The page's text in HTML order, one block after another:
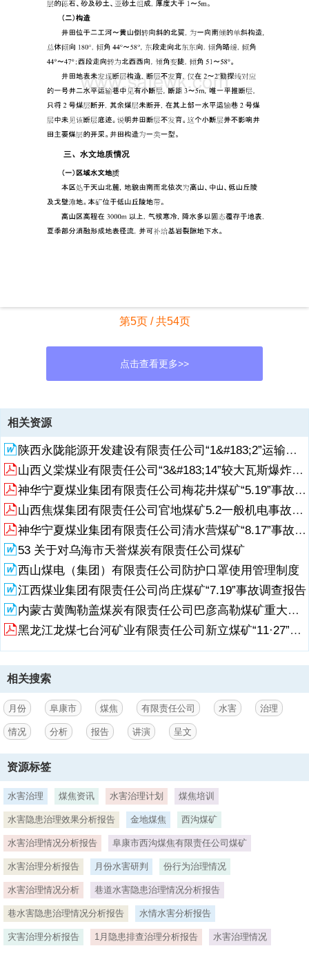
第5页 / 共54页
点击查看更多>>
资源描述
1、+800m水平综放工作面水文地质情况评价及水害隐患治理情况分析
报告一、工作面概况1.工作面位置设计的+800m水平A5煤层西翼工作面
位于一水平，一采区。+800m水平A5煤层西翼工作面南北方向未采动
区，上部为+820m水平A5煤层西翼工作面采空区，东部为+800m水平
A5煤层东翼工作面（实体煤，尚未布置工作面）。+800m水平A5煤层
西翼综采面的下部为+770m水平A5煤层西翼工作面。具体位置及井上
下关系见表1。表1 工作面位置及井上下关系水平名称一水平采区名称
一采区地面标高+1028m井下标高+795m地面相对位置空旷低山丘陵地
带。回采对地面设施影响工作面对应地面物为山体，无建筑物及水体。
工
2、作面走向长度795m工作面倾向长度25m面 积198752.四邻关系工作
面西部为农六师兵团大黄山七号井煤矿（已关闭），东部为+770m水平
轨道上山，南部为A7煤层，未开采，北部A3煤层，未开采，顶部为
+820m水平A5煤层采空区，下部为+775m水平A5煤层瓦斯抽放巷。农
采了44号煤层。农六师兵团大黄山七号井煤矿封井前，矿井运输水平布
置在+809m水平，回风巷布置在851m水平，巷道均布置在43号煤层
中，43号煤层东翼已掘进1960米到井田边界，西翼掘进200米。其
3、他煤层通过掘石门进入。农六师兵团大黄山七号井煤矿封井前，东
翼39#、41#、42#号煤层（西沟煤矿称为A5煤层）809m851m水平，
布置了三个采区，已回采了第一、第二两个采区，回采长度400米，其
中第三个采区布置了巷道，没有进行回采，其第三采区巷道距东翼井田
煤柱660m。西翼43#煤层掘进200米巷道，其他煤层未动。39#煤层
+877m以上由于受采动影响，未采动。农六师兵团大黄山七号井煤矿封
井前，距离西沟煤矿最近的巷道是+809m水平43#煤层边界上山，其距
+800工作面水平距离48m，而43#煤层对应我矿的煤层是A4煤层，该煤
层平均厚度4m，距离上一煤层42#煤层（我矿为A5煤矿）顶板真厚
4、为10m。3.工作面范围根据开采设计，该工作面面积:19350 m2，工
作面拐点坐标4个；开采深度：799.41m至795.905m标高。具体范围见
下表2。 工作面拐点坐标一览表 表21980年西安坐标系点号XY点号
二、地质情况评价（一）地层井田内出露地层由老至新有：三叠系上统
郝家沟组（T3h）；侏罗系下统八道湾组（J1b），第四系（Q4）。现
相关资源
陕西永陇能源开发建设有限责任公司“1&#183;2”运输事故调查报告
山西义棠煤业有限责任公司“3&#183;14”较大瓦斯爆炸事故调查报告.pdf
神华宁夏煤业集团有限责任公司梅花井煤矿“5.19”事故调查报告及处理决定
山西焦煤集团有限责任公司官地煤矿5.2一般机电事故调查报告
神华宁夏煤业集团有限责任公司清水营煤矿“8.17”事故调查报告及处理决定
53 关于对乌海市天誉煤炭有限责任公司煤矿
西山煤电（集团）有限责任公司防护口罩使用管理制度
江西煤业集团有限责任公司尚庄煤矿“7.19”事故调查报告
内蒙古黄陶勒盖煤炭有限责任公司巴彦高勒煤矿重大安全风险分析研判报告（报市煤监局）
黑龙江龙煤七台河矿业有限责任公司新立煤矿“11·27”煤与瓦斯突出事故调查报告
相关搜索
月份 阜康市 煤焦 有限责任公司 水害 治理
情况 分析 报告 讲演 呈文
资源标签
水害治理 煤焦资讯 水害治理计划 煤焦培训
水害隐患治理效果分析报告 金地煤焦 西沟煤矿
水害治理情况分析报告 阜康市西沟煤焦有限责任公司煤矿
水害治理分析报告 月份水害研判 份行为治理情况
水害治理情况分析 巷道水害隐患治理情况分析报告
巷水害隐患治理情况分析报告 水情水害分析报告
灾害治理分析报告 1月隐患排查治理分析报告 水害治理情况